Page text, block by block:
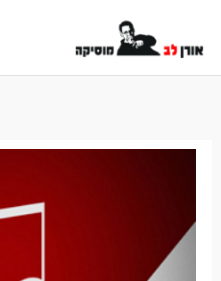
לתוכן
מחרוזת
כוורת